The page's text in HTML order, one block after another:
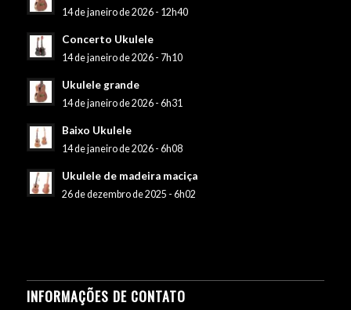
14 de janeiro de 2026 - 12h40
Concerto Ukulele
14 de janeiro de 2026 - 7h10
Ukulele grande
14 de janeiro de 2026 - 6h31
Baixo Ukulele
14 de janeiro de 2026 - 6h08
Ukulele de madeira maciça
26 de dezembro de 2025 - 6h02
INFORMAÇÕES DE CONTATO